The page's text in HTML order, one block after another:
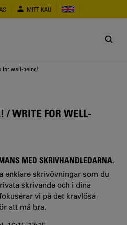
MITT KAU
for well-being!
/ WRITE FOR WELL-
MED SKRIVHANDLEDARNA.
enklare skrivövningar som du
skrivande och i dina
vi på det kravlösa
att må bra.